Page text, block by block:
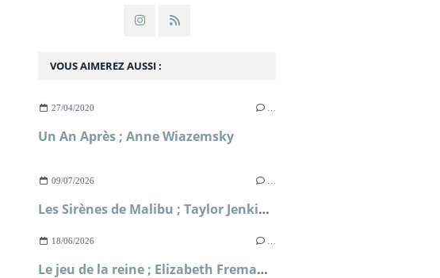
VOUS AIMEREZ AUSSI :
27/04/2020
Un An Après ; Anne Wiazemsky
09/07/2026
Les Sirènes de Malibu ; Taylor Jenkins Reid
18/06/2026
Le jeu de la reine ; Elizabeth Fremantle